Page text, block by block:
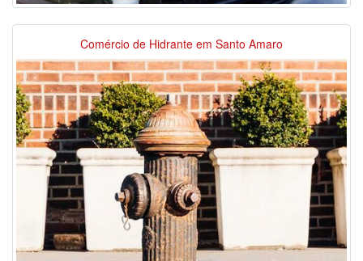
Comércio de Hidrante em Santo Amaro